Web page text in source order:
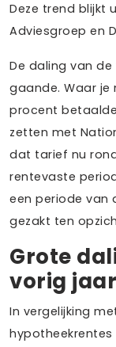
Deze trend blijkt
Adviesgroep en
De daling van
gaande. Waar je
procent
zetten met
dat tarief nu
rentevaste
een periode van
gezakt ten
Grote
vorig jaar
In vergelijking